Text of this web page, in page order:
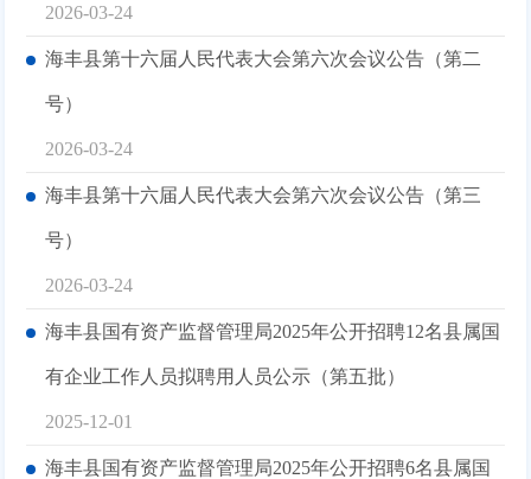
2026-03-24
海丰县第十六届人民代表大会第六次会议公告（第二
号）
2026-03-24
海丰县第十六届人民代表大会第六次会议公告（第三
号）
2026-03-24
海丰县国有资产监督管理局2025年公开招聘12名县属国
有企业工作人员拟聘用人员公示（第五批）
2025-12-01
海丰县国有资产监督管理局2025年公开招聘6名县属国